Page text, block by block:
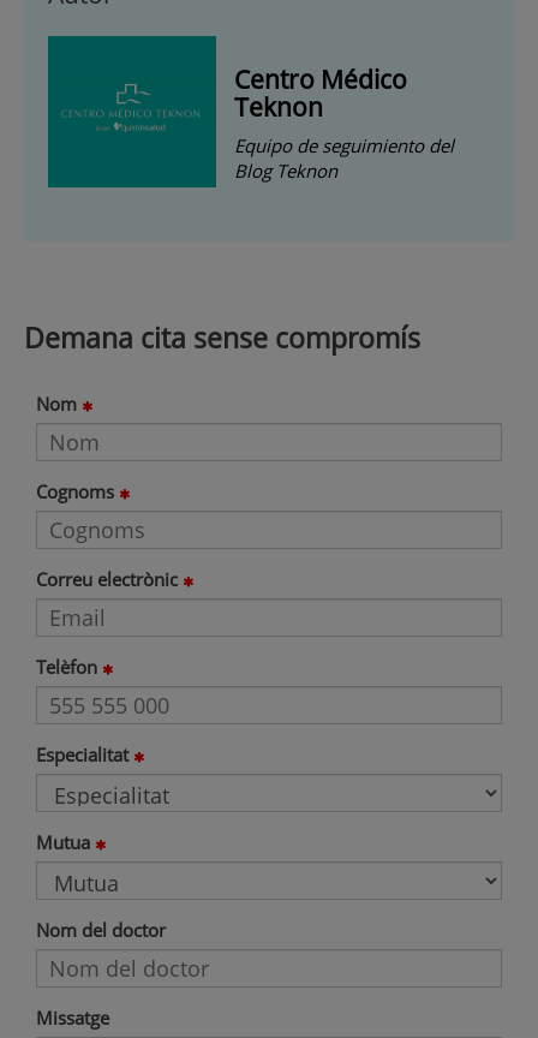
Centro Médico
Teknon
Equipo de seguimiento del
Blog Teknon
Demana cita sense compromís
Nom
Cognoms
Correu electrònic
Telèfon
Especialitat
Mutua
Nom del doctor
Missatge